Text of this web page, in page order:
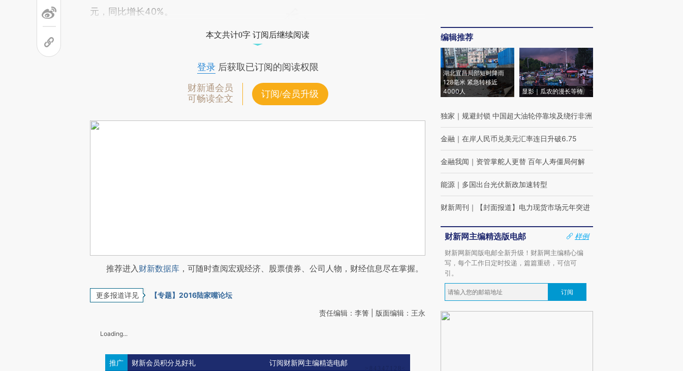
元，同比增长40%。
本文共计0字 订阅后继续阅读
登录后获取已订阅的阅读权限
财新通会员
可畅读全文
订阅/会员升级
推荐进入财新数据库 ，可随时查阅宏观经济、股票债券、公司人物，财经信息尽在掌握。
更多报道详见 【专题】2016陆家嘴论坛
责任编辑：李箐 | 版面编辑：王永
Loading...
推广 财新会员积分兑好礼 订阅财新网主编精选电邮
编辑推荐
湖北宜昌局部短时降雨
128毫米 紧急转移近
4000人
显影｜瓜农的漫长等待
独家 ｜ 规避封锁 中国超大油轮停靠埃及绕行非洲
金融 ｜ 在岸人民币兑美元汇率连日升破6.75
金融我闻 ｜ 资管掌舵人更替 百年人寿僵局何解
能源 ｜ 多国出台光伏新政加速转型
财新周刊 ｜ 【封面报道】电力现货市场元年突进
财新网主编精选版电邮
样例
财新网新闻版电邮全新升级！财新网主编精心编
写，每个工作日定时投递，篇篇重磅，可信可
引。
订阅